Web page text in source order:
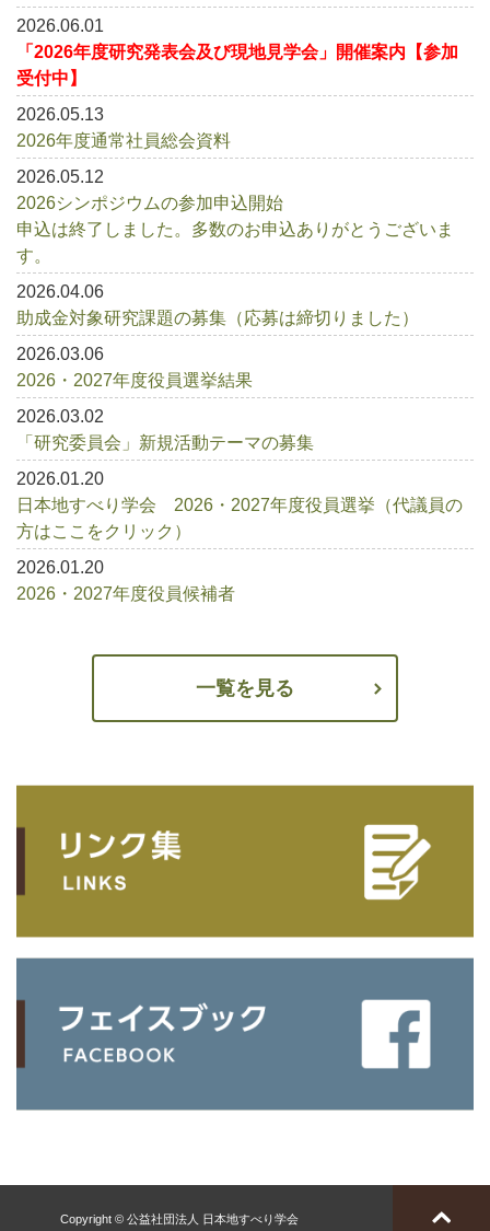
2026.06.01
「2026年度研究発表会及び現地見学会」開催案内【参加
受付中】
2026.05.13
2026年度通常社員総会資料
2026.05.12
2026シンポジウムの参加申込開始
申込は終了しました。多数のお申込ありがとうございま
す。
2026.04.06
助成金対象研究課題の募集（応募は締切りました）
2026.03.06
2026・2027年度役員選挙結果
2026.03.02
「研究委員会」新規活動テーマの募集
2026.01.20
日本地すべり学会 2026・2027年度役員選挙（代議員の
方はここをクリック）
2026.01.20
2026・2027年度役員候補者
一覧を見る
Copyright © 公益社団法人 日本地すべり学会